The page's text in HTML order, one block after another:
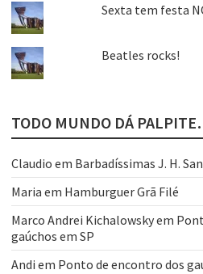
Sexta tem festa
Beatles rocks!
TODO MUNDO DÁ
Claudio em Barbadíssimas J. H.
Maria em Hamburguer Grã Filé
Marco Andrei Kichalowskyem
gaúchos em SP
Andi em Ponto de encontro dos